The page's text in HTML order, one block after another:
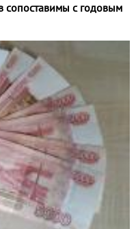
сопоставимы с годовым